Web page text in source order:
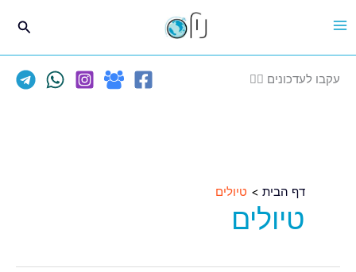
לתוכן
עקבו לעדכונים 👈🏽
דף הבית טיולים
טיולים